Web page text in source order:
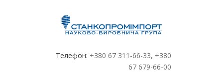
Телефон: +380 67 311-66-33, +380
67 679-66-00